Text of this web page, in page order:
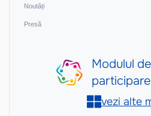
Noutăți
Presă